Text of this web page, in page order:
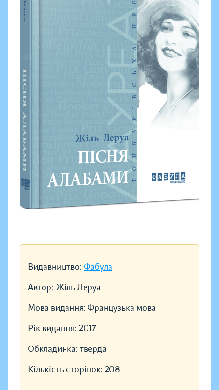
Видавництво: Фабула
Автор: Жіль Леруа
Мова видання: Французька мова
Рік видання: 2017
Обкладинка: тверда
Кількість сторінок: 208